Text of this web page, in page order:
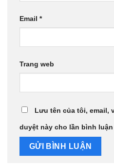
Email *
Trang web
Lưu tên của tôi, email,
duyệt này cho lần bình